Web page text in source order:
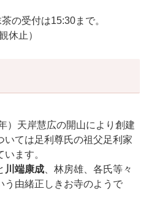
の受付は15:30まで。
休止）
）天岸慧広の開山により創建
いては足利尊氏の祖父足利家
ます。
川端康成 、林房雄、各氏等々
う由緒正しきお寺のようで